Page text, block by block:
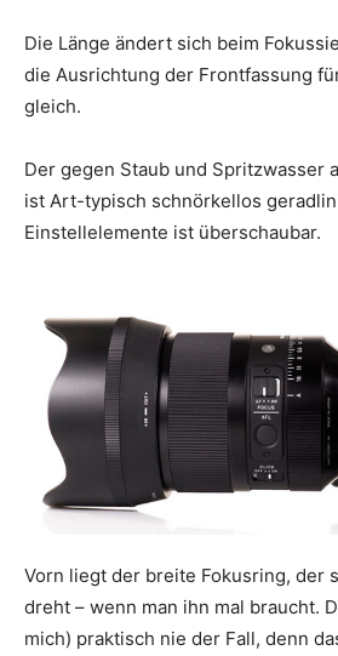
Die Länge ändert sich beim
die Ausrichtung der Frontfassung
gleich.
Der gegen Staub und Spritzwasser
ist Art-typisch schnörkellos
Einstellelemente ist überschaubar.
Vorn liegt der breite Fokusring, der
dreht – wenn man ihn mal braucht.
mich) praktisch nie der Fall, denn